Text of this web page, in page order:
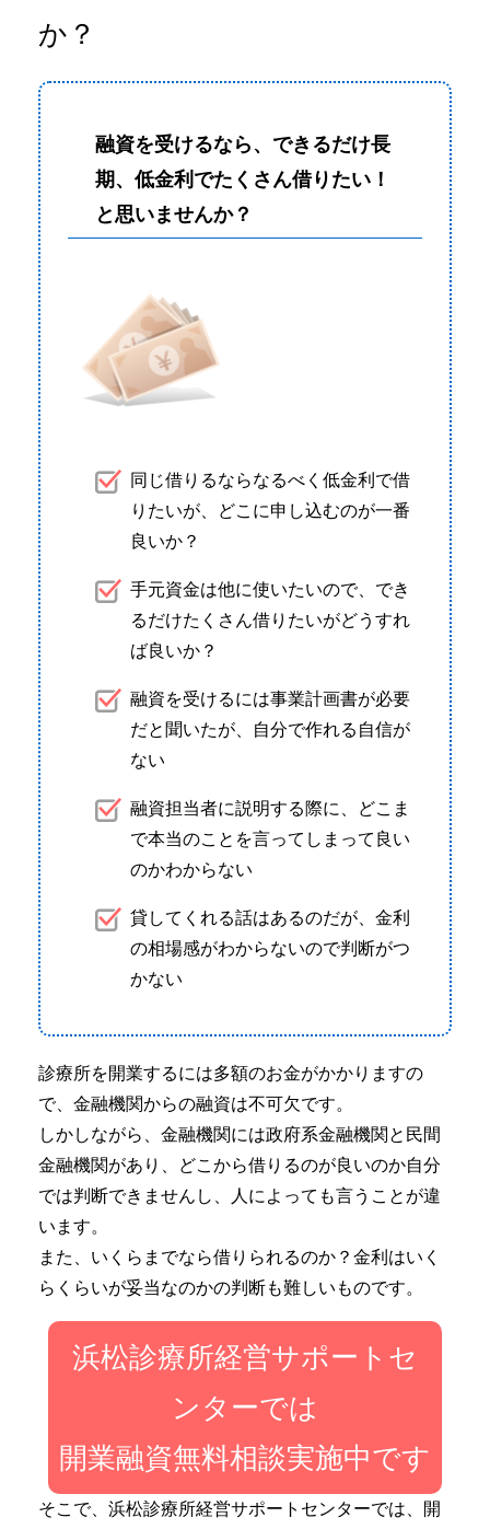
か？
融資を受けるなら、できるだけ長
期、低金利でたくさん借りたい！
と思いませんか？
同じ借りるならなるべく低金利で借
りたいが、どこに申し込むのが一番
良いか？
手元資金は他に使いたいので、でき
るだけたくさん借りたいがどうすれ
ば良いか？
融資を受けるには事業計画書が必要
だと聞いたが、自分で作れる自信が
ない
融資担当者に説明する際に、どこま
で本当のことを言ってしまって良い
のかわからない
貸してくれる話はあるのだが、金利
の相場感がわからないので判断がつ
かない
診療所を開業するには多額のお金がかかりますの
で、金融機関からの融資は不可欠です。
しかしながら、金融機関には政府系金融機関と民間
金融機関があり、どこから借りるのが良いのか自分
では判断できませんし、人によっても言うことが違
います。
また、いくらまでなら借りられるのか？金利はいく
らくらいが妥当なのかの判断も難しいものです。
浜松診療所経営サポートセ
ンターでは
開業融資無料相談実施中です
そこで、浜松診療所経営サポートセンターでは、開